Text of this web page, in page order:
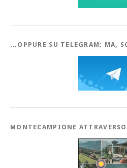
…OPPURE SU TELEGRAM; MA,
MONTECAMPIONE